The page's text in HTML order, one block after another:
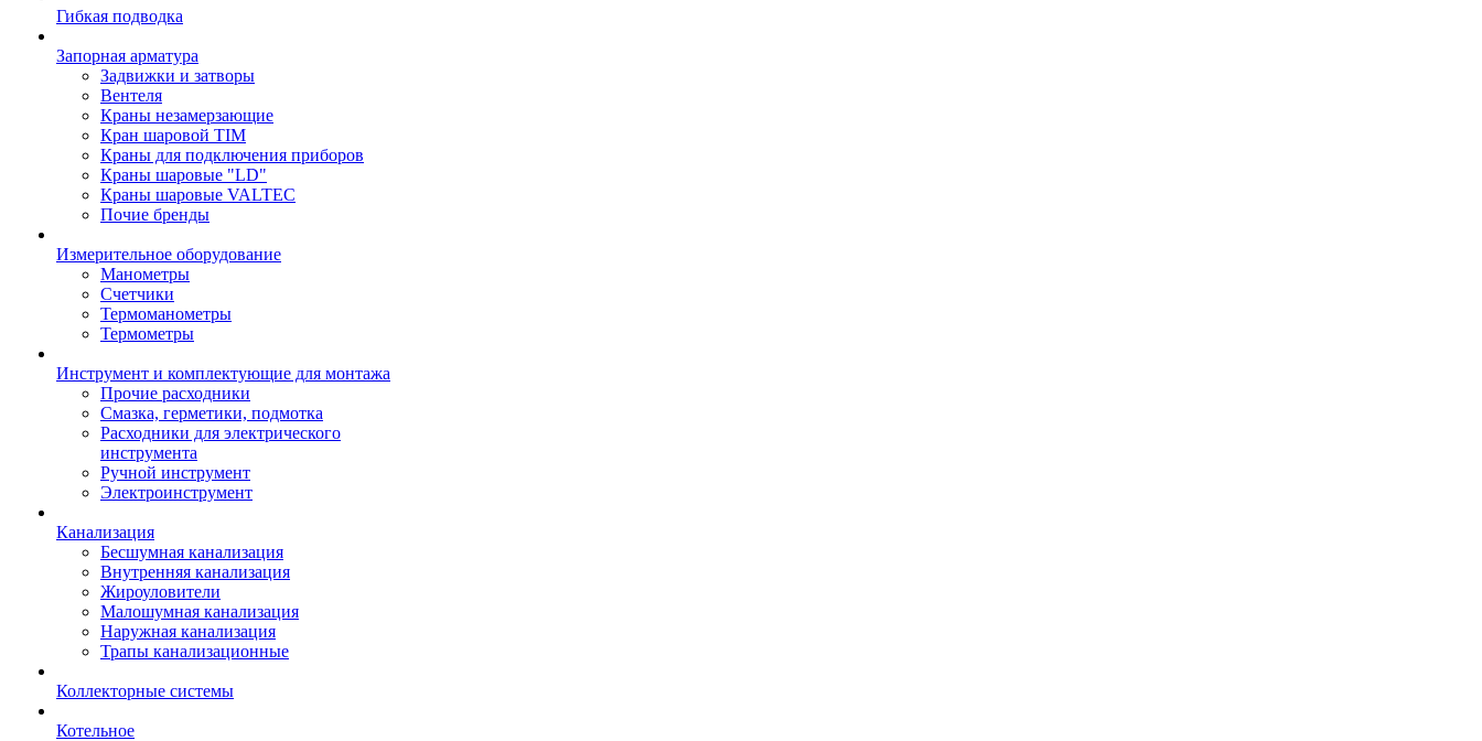
Гибкая подводка
Запорная арматура
Задвижки и затворы
Вентеля
Краны незамерзающие
Кран шаровой TIM
Краны для подключения приборов
Краны шаровые "LD"
Краны шаровые VALTEC
Почие бренды
Измерительное оборудование
Манометры
Счетчики
Термоманометры
Термометры
Инструмент и комплектующие для монтажа
Прочие расходники
Смазка, герметики, подмотка
Расходники для электрического
инструмента
Ручной инструмент
Электроинструмент
Канализация
Бесшумная канализация
Внутренняя канализация
Жироуловители
Малошумная канализация
Наружная канализация
Трапы канализационные
Коллекторные системы
Котельное